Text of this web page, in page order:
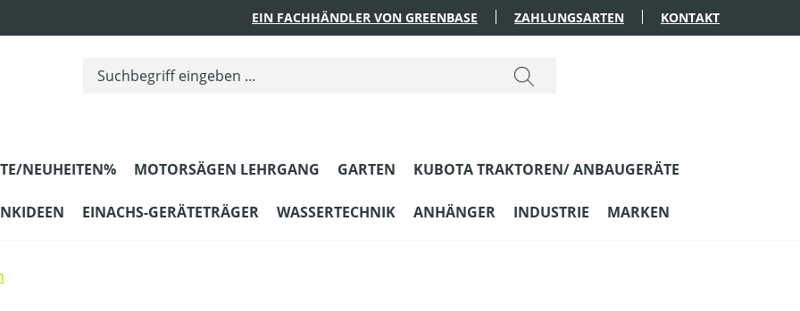
EIN FACHHÄNDLER VON GREENBASE ZAHLUNGSARTEN KONTAKT
NEUHEITEN% MOTORSÄGEN LEHRGANG GARTEN KUBOTA TRAKTOREN/ ANBAUGERÄTE
EINACHS-GERÄTETRÄGER WASSERTECHNIK ANHÄNGER INDUSTRIE MARKEN